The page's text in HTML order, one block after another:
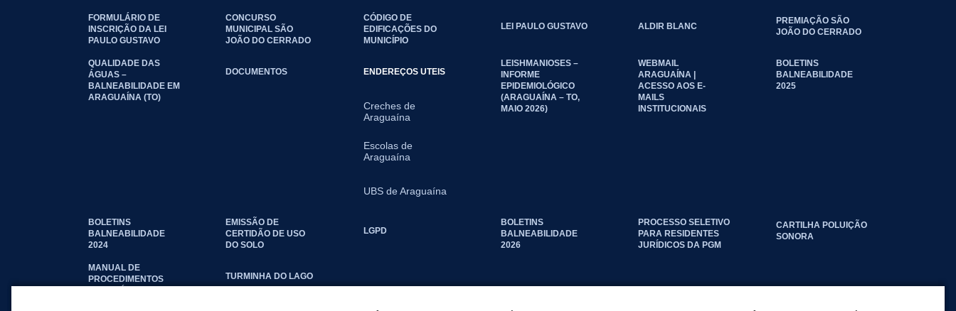
FORMULÁRIO DE
INSCRIÇÃO DA LEI
PAULO GUSTAVO
CONCURSO
MUNICIPAL SÃO
JOÃO DO CERRADO
CÓDIGO DE
EDIFICAÇÕES DO
MUNICÍPIO
LEI PAULO GUSTAVO ALDIR BLANC
PREMIAÇÃO SÃO
JOÃO DO CERRADO
QUALIDADE DAS
ÁGUAS –
BALNEABILIDADE EM
ARAGUAÍNA (TO)
DOCUMENTOS ENDEREÇOS UTEIS
Creches de
Araguaína
Escolas de
Araguaína
UBS de Araguaína
LEISHMANIOSES –
INFORME
EPIDEMIOLÓGICO
(ARAGUAÍNA – TO,
MAIO 2026)
WEBMAIL
ARAGUAÍNA |
ACESSO AOS E-
MAILS
INSTITUCIONAIS
BOLETINS
BALNEABILIDADE
2025
BOLETINS
BALNEABILIDADE
2024
EMISSÃO DE
CERTIDÃO DE USO
DO SOLO
LGPD
BOLETINS
BALNEABILIDADE
2026
PROCESSO SELETIVO
PARA RESIDENTES
JURÍDICOS DA PGM
CARTILHA POLUIÇÃO
SONORA
MANUAL DE
PROCEDIMENTOS
TURMINHA DO LAGO